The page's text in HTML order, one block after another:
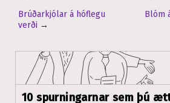
Brúðarkjólar á hóflegu
verði →
Blóm
10 spurningarnar sem þú